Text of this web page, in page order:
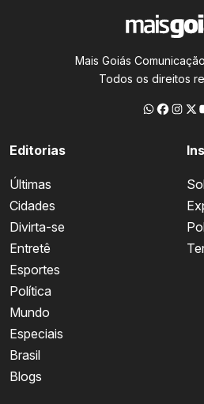
Mais Goiás
Todos os direitos
Editorias
Últimas
Cidades
Divirta-se
Entretê
Esportes
Política
Mundo
Especiais
Brasil
Blogs